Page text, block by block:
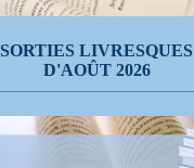
SORTIES LIVRESQUES
D'AOÛT 2026